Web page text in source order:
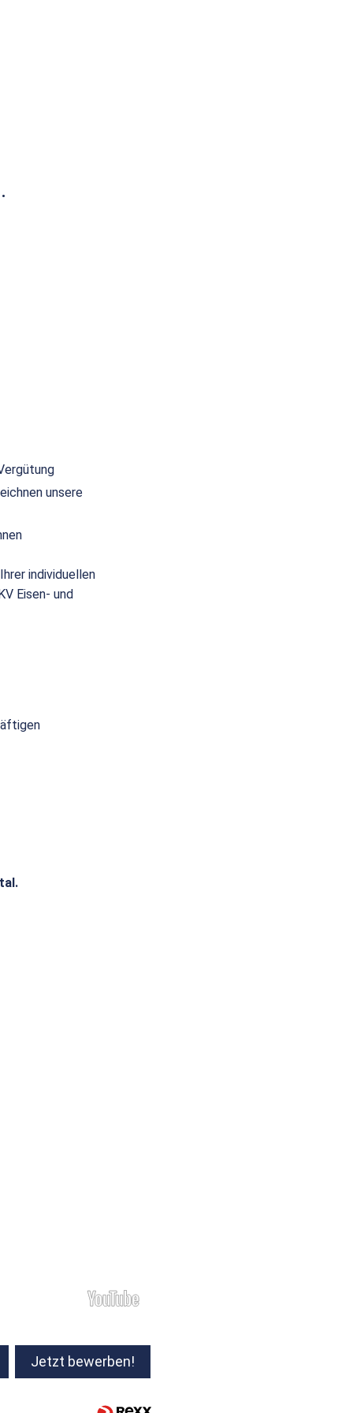
unsere
individuellen
Eisen- und
Jetzt bewerben!